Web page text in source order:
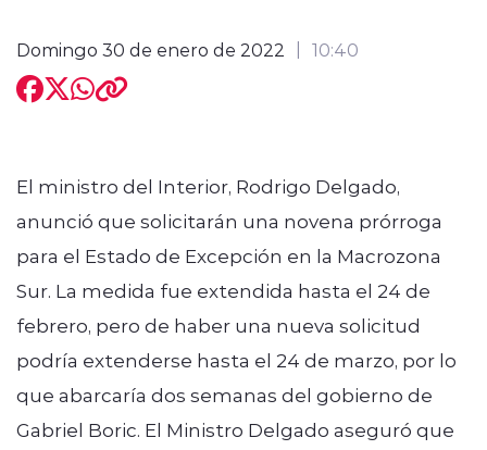
Regiones al Aire
Entrevistas
Domingo 30 de enero de 2022 10:40
El ministro del Interior, Rodrigo Delgado,
anunció que solicitarán una novena prórroga
para el Estado de Excepción en la Macrozona
Sur. La medida fue extendida hasta el 24 de
febrero, pero de haber una nueva solicitud
podría extenderse hasta el 24 de marzo, por lo
que abarcaría dos semanas del gobierno de
Gabriel Boric. El Ministro Delgado aseguró que